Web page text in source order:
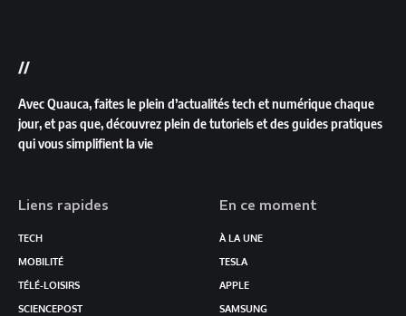
//
Avec Quauca, faites le plein d’actualités tech et numérique chaque
jour, et pas que, découvrez plein de tutoriels et des guides pratiques
qui vous simplifient la vie
Liens rapides
TECH
MOBILITÉ
TÉLÉ-LOISIRS
SCIENCEPOST
En ce moment
À LA UNE
TESLA
APPLE
SAMSUNG